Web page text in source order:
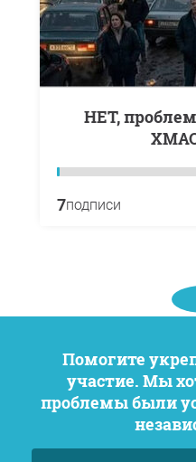
НЕТ, проблемам с безином в
7подписи
Помогите укрепить гражданское
участие. Мы
проблемы были